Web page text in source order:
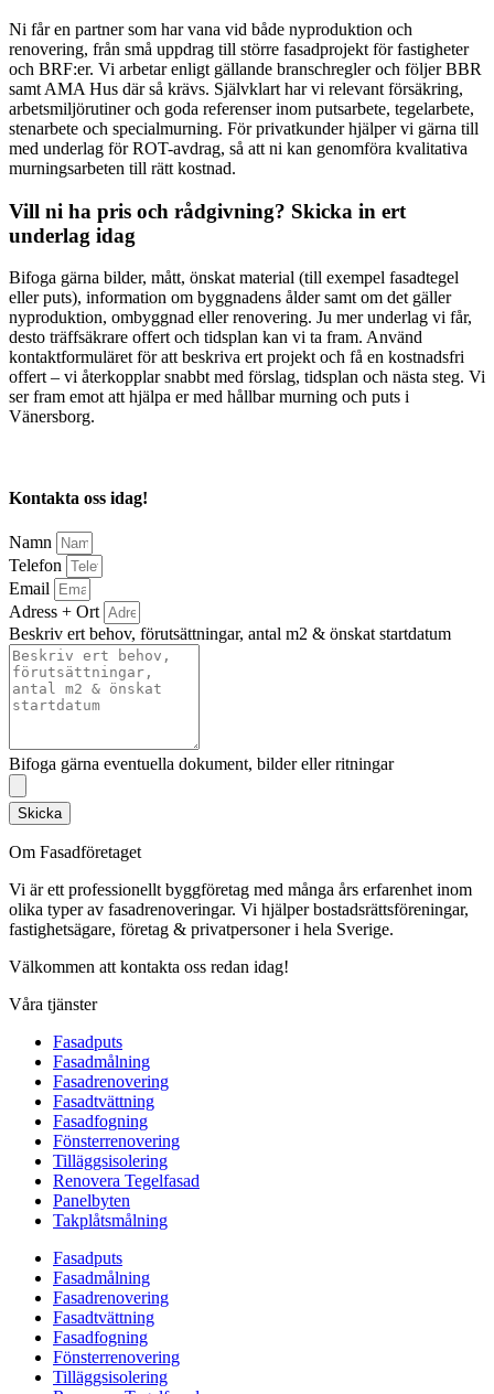
Ni får en partner som har vana vid både nyproduktion och
renovering, från små uppdrag till större fasadprojekt för fastigheter
och BRF:er. Vi arbetar enligt gällande branschregler och följer BBR
samt AMA Hus där så krävs. Självklart har vi relevant försäkring,
arbetsmiljörutiner och goda referenser inom putsarbete, tegelarbete,
stenarbete och specialmurning. För privatkunder hjälper vi gärna till
med underlag för ROT-avdrag, så att ni kan genomföra kvalitativa
murningsarbeten till rätt kostnad.
Vill ni ha pris och rådgivning? Skicka in ert
underlag idag
Bifoga gärna bilder, mått, önskat material (till exempel fasadtegel
eller puts), information om byggnadens ålder samt om det gäller
nyproduktion, ombyggnad eller renovering. Ju mer underlag vi får,
desto träffsäkrare offert och tidsplan kan vi ta fram. Använd
kontaktformuläret för att beskriva ert projekt och få en kostnadsfri
offert – vi återkopplar snabbt med förslag, tidsplan och nästa steg. Vi
ser fram emot att hjälpa er med hållbar murning och puts i
Vänersborg.
Kontakta oss idag!
Namn
Telefon
Email
Adress + Ort
Beskriv ert behov, förutsättningar, antal m2 & önskat startdatum
Bifoga gärna eventuella dokument, bilder eller ritningar
Skicka
Om Fasadföretaget
Vi är ett professionellt byggföretag med många års erfarenhet inom
olika typer av fasadrenoveringar. Vi hjälper bostadsrättsföreningar,
fastighetsägare, företag & privatpersoner i hela Sverige.
Välkommen att kontakta oss redan idag!
Våra tjänster
Fasadputs
Fasadmålning
Fasadrenovering
Fasadtvättning
Fasadfogning
Fönsterrenovering
Tilläggsisolering
Renovera Tegelfasad
Panelbyten
Takplåtsmålning
Fasadputs
Fasadmålning
Fasadrenovering
Fasadtvättning
Fasadfogning
Fönsterrenovering
Tilläggsisolering